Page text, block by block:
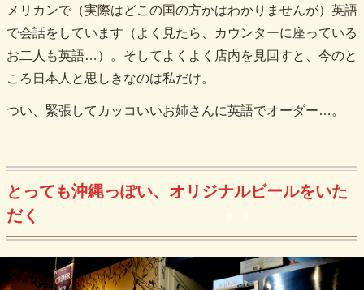
メリカンで（実際はどこの国の方かはわかりませんが）英語
で会話をしています（よく見たら、カウンターに座っている
お二人も英語…）。そしてよくよく店内を見回すと、今のと
ころ日本人と思しきなのは私だけ。
つい、緊張してカッコいいお姉さんに英語でオーダー…。
とっても沖縄っぽい、オリジナルビールをいた
だく